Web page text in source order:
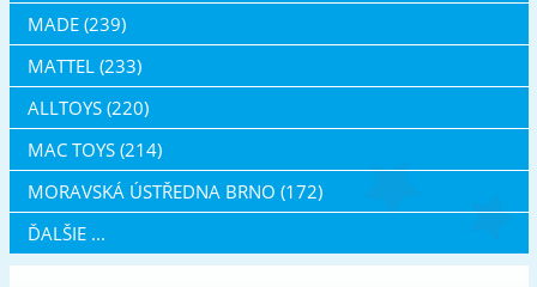
MADE (239)
MATTEL (233)
ALLTOYS (220)
MAC TOYS (214)
MORAVSKÁ ÚSTŘEDNA BRNO (172)
ĎALŠIE ...